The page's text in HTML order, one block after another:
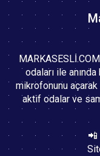
odaları ile
mikrofonunu
aktif odalar ve
📲